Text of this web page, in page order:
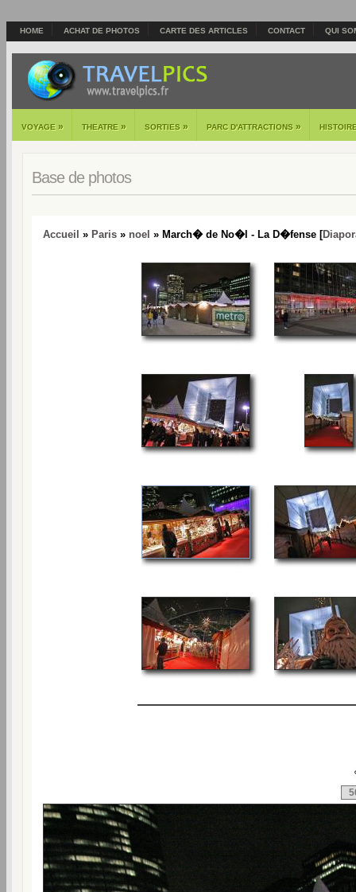
HOME ACHAT DE PHOTOS CARTE DES ARTICLES CONTACT QUI
VOYAGE » THEATRE » SORTIES » PARC D'ATTRACTIONS »
Base de photos
Accueil » Paris » noel » March� de No�l - La D�fense [